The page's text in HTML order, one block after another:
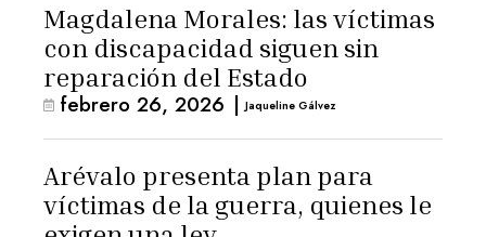
Magdalena Morales: las víctimas
con discapacidad siguen sin
reparación del Estado
febrero 26, 2026 | Jaqueline Gálvez
Arévalo presenta plan para
víctimas de la guerra, quienes le